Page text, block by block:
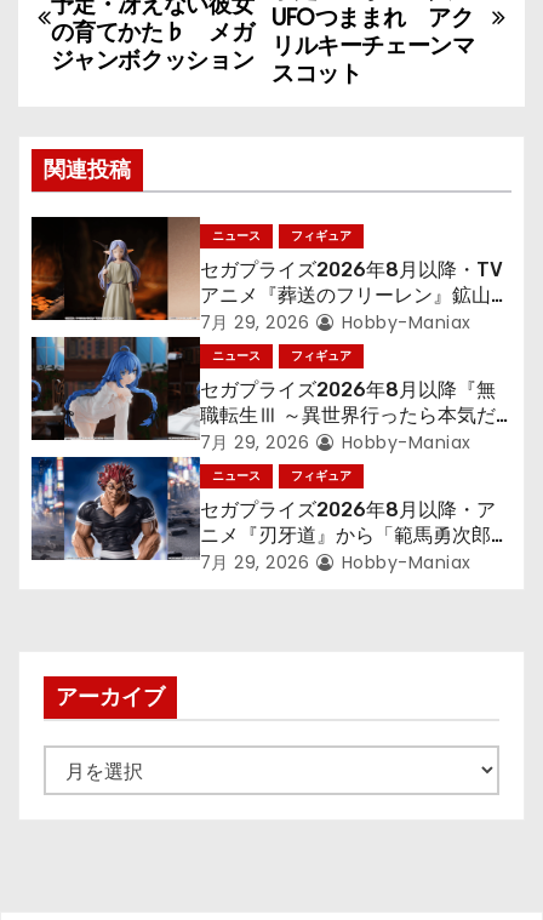
稿
ナ
ゲ
ー
シ
ョ
ン
UFOつままれ アク
リルキーチェーンマ
スコット
の育てかた♭ メガ
ジャンボクッション
関連投稿
ニュース フィギュア
セガプライズ2026年8月以降・TV
アニメ『葬送のフリーレン』鉱山で
300年働くことになっっちゃった
「フリーレン」を立体化！
7月 29, 2026 Hobby-Maniax
ニュース フィギュア
セガプライズ2026年8月以降『無
職転生Ⅲ ～異世界行ったら本気だ
す～』から「ロキシー」のフィギュ
アが登場！
7月 29, 2026 Hobby-Maniax
ニュース フィギュア
セガプライズ2026年8月以降・ア
ニメ『刃牙道』から「範馬勇次郎」
が登場ッッ!!
7月 29, 2026 Hobby-Maniax
アーカイブ
ー